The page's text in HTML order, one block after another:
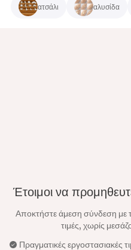
ατσάλι αλυσίδα
Έτοιμοι να
Αποκτήστε άμεση σύνδεση με
τιμές, χωρίς
Πραγματικές εργοστασιακές